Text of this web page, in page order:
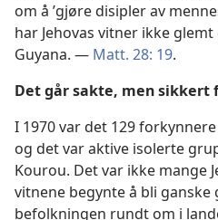
om å ’gjøre disipler av
har Jehovas vitner ikke
Guyana. — Matt. 28: 19.
Det går sakte, men sikkert
I 1970 var det 129
og det var aktive isolerte
Kourou. Det var ikke mange
vitnene begynte å bli ganske
befolkningen rundt om i